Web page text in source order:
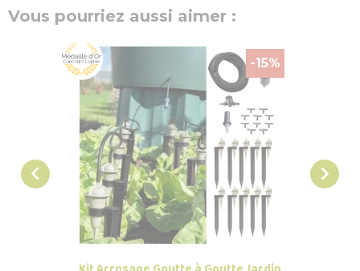
Vous pourriez aussi aimer :

-15%
